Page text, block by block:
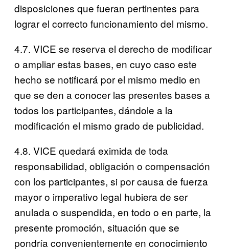
disposiciones que fueran pertinentes para
lograr el correcto funcionamiento del mismo.
4.7. VICE se reserva el derecho de modificar
o ampliar estas bases, en cuyo caso este
hecho se notificará por el mismo medio en
que se den a conocer las presentes bases a
todos los participantes, dándole a la
modificación el mismo grado de publicidad.
4.8. VICE quedará eximida de toda
responsabilidad, obligación o compensación
con los participantes, si por causa de fuerza
mayor o imperativo legal hubiera de ser
anulada o suspendida, en todo o en parte, la
presente promoción, situación que se
pondría convenientemente en conocimiento